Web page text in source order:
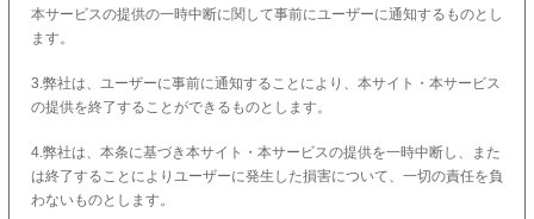
本サービスの提供の一時中断に関して事前にユーザーに通知するものとし
ます。
3.弊社は、ユーザーに事前に通知することにより、本サイト・本サービス
の提供を終了することができるものとします。
4.弊社は、本条に基づき本サイト・本サービスの提供を一時中断し、また
は終了することによりユーザーに発生した損害について、一切の責任を負
わないものとします。